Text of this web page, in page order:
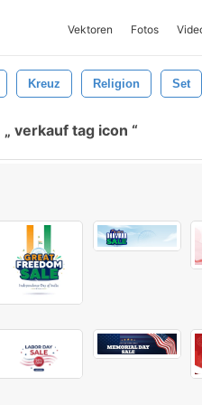
Vektoren Fotos
Kreuz Religion Set
verkauf tag icon